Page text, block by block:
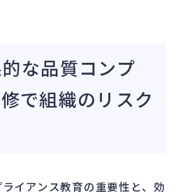
な品質コンプ
で組織のリスク
イアンス教育の重要性と、効